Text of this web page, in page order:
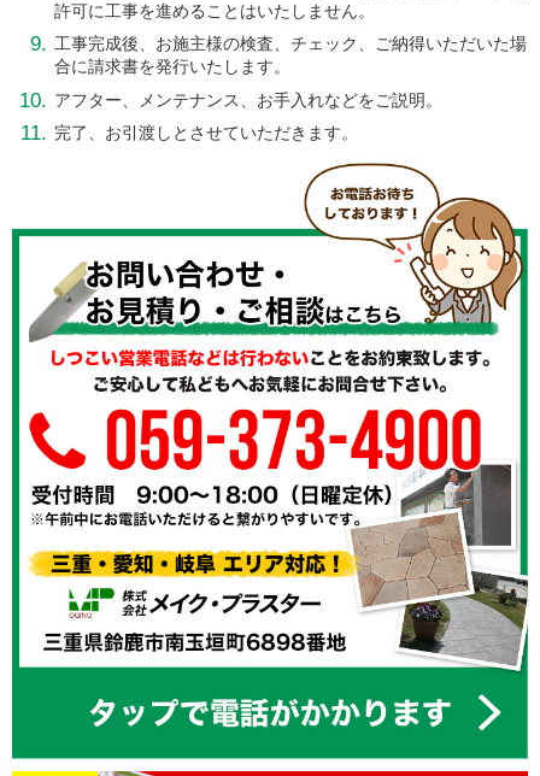
許可に工事を進めることはいたしません。
工事完成後、お施主様の検査、チェック、 ご納得いただいた場
合に請求書を発行いたします。
アフター、メンテナンス、お手入れなどをご説明。
完了、お引渡しとさせていただきます。